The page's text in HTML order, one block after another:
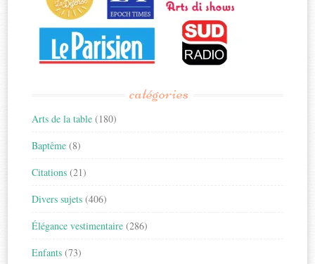
catégories
Arts de la table (180)
Baptême (8)
Citations (21)
Divers sujets (406)
Élégance vestimentaire (286)
Enfants (73)